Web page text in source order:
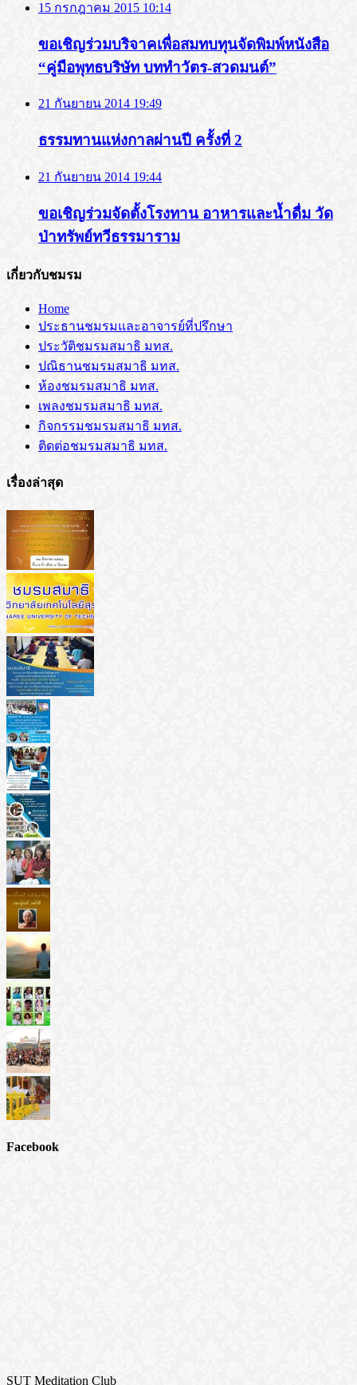
15 กรกฎาคม 2015 10:14
ขอเชิญร่วมบริจาคเพื่อสมทบทุนจัดพิมพ์หนังสือ
“คู่มือพุทธบริษัท บททำวัตร-สวดมนต์”
21 กันยายน 2014 19:49
ธรรมทานแห่งกาลผ่านปี ครั้งที่ 2
21 กันยายน 2014 19:44
ขอเชิญร่วมจัดตั้งโรงทาน อาหารและน้ำดื่ม วัด
ป่าทรัพย์ทวีธรรมาราม
เกี่ยวกับชมรม
Home
ประธานชมรมและอาจารย์ที่ปรึกษา
ประวัติชมรมสมาธิ มทส.
ปณิธานชมรมสมาธิ มทส.
ห้องชมรมสมาธิ มทส.
เพลงชมรมสมาธิ มทส.
กิจกรรมชมรมสมาธิ มทส.
ติดต่อชมรมสมาธิ มทส.
เรื่องล่าสุด
Facebook
SUT Meditation Club